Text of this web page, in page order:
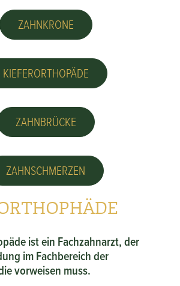
ZAHNKRONE
KIEFERORTHOPÄDE
ZAHNBRÜCKE
ZAHNSCHMERZEN
ist ein Fachzahnarzt, der
im Fachbereich der
vorweisen muss.